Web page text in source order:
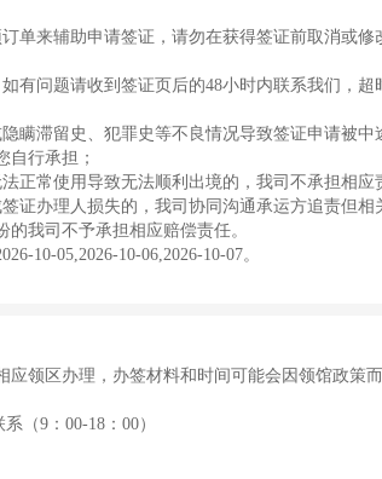
单来辅助申请签证，请勿在获得签证前取消或
有问题请收到签证页后的48小时内联系我们，
瞒滞留史、犯罪史等不良情况导致签证申请被
自行承担；
正常使用导致无法顺利出境的，我司不承担相应
证办理人损失的，我司协同沟通承运方追责但相
我司不予承担相应赔偿责任。
10-05,2026-10-06,2026-10-07。
应领区办理，办签材料和时间可能会因领馆政策
（9：00-18：00）